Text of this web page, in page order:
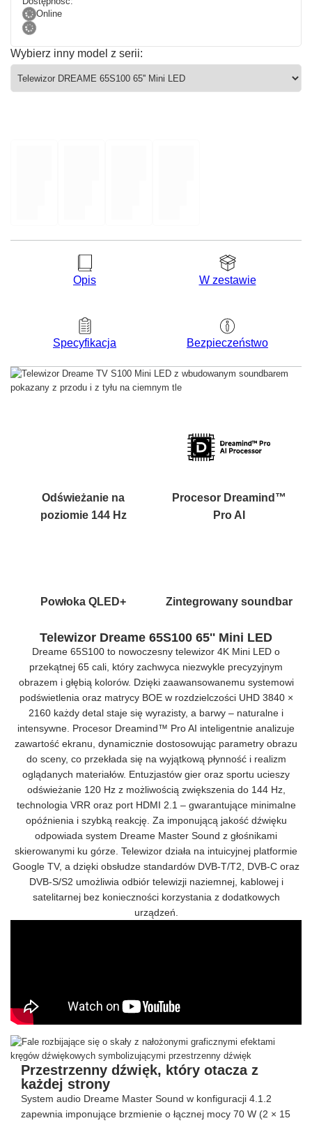
Online
Wybierz inny model z serii:
Opis W zestawie
Specyfikacja Bezpieczeństwo
Odświeżanie na
poziomie 144 Hz
Procesor Dreamind™
Pro AI
Powłoka QLED+ Zintegrowany soundbar
Telewizor Dreame 65S100 65'' Mini LED
Dreame 65S100 to nowoczesny telewizor 4K Mini LED o
przekątnej 65 cali, który zachwyca niezwykle precyzyjnym
obrazem i głębią kolorów. Dzięki zaawansowanemu systemowi
podświetlenia oraz matrycy BOE w rozdzielczości UHD 3840 ×
2160 każdy detal staje się wyrazisty, a barwy – naturalne i
intensywne. Procesor Dreamind™ Pro AI inteligentnie analizuje
zawartość ekranu, dynamicznie dostosowując parametry obrazu
do sceny, co przekłada się na wyjątkową płynność i realizm
oglądanych materiałów. Entuzjastów gier oraz sportu ucieszy
odświeżanie 120 Hz z możliwością zwiększenia do 144 Hz,
technologia VRR oraz port HDMI 2.1 – gwarantujące minimalne
opóźnienia i szybką reakcję. Za imponującą jakość dźwięku
odpowiada system Dreame Master Sound z głośnikami
skierowanymi ku górze. Telewizor działa na intuicyjnej platformie
Google TV, a dzięki obsłudze standardów DVB-T/T2, DVB-C oraz
DVB-S/S2 umożliwia odbiór telewizji naziemnej, kablowej i
satelitarnej bez konieczności korzystania z dodatkowych
urządzeń.
Przestrzenny dźwięk, który otacza z
każdej strony
System audio Dreame Master Sound w konfiguracji 4.1.2
zapewnia imponujące brzmienie o łącznej mocy 70 W (2 × 15